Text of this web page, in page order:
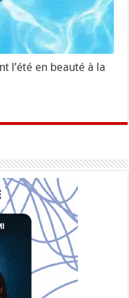
l’été en beauté à la